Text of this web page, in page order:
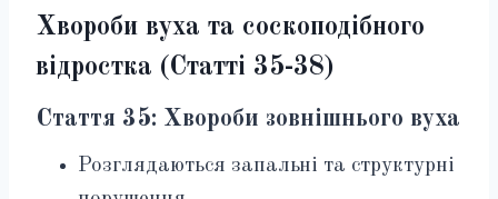
Хвороби вуха та соскоподібного
відростка (Статті 35-38)
Стаття 35: Хвороби зовнішнього вуха
Розглядаються запальні та структурні